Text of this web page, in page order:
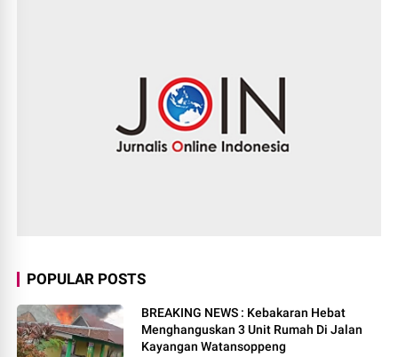
POPULAR POSTS
BREAKING NEWS : Kebakaran Hebat
Menghanguskan 3 Unit Rumah Di Jalan
Kayangan Watansoppeng